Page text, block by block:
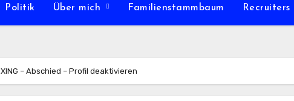
Politik Über mich Familienstammbaum Recruiters
XING – Abschied – Profil deaktivieren